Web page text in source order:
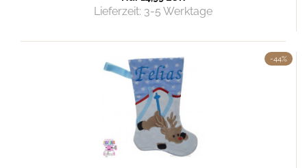
Lieferzeit: 3-5 Werktage
-44%